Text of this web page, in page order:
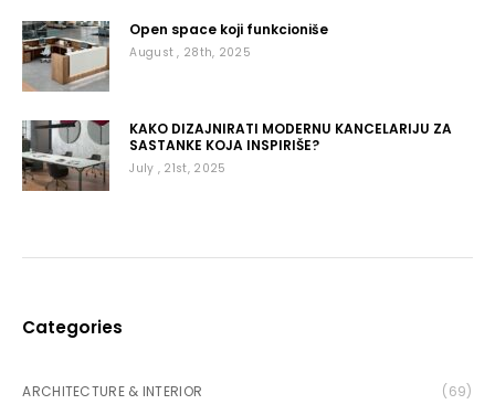
Open space koji funkcioniše
August , 28th, 2025
KAKO DIZAJNIRATI MODERNU KANCELARIJU ZA
SASTANKE KOJA INSPIRIŠE?
July , 21st, 2025
Categories
ARCHITECTURE & INTERIOR (69)